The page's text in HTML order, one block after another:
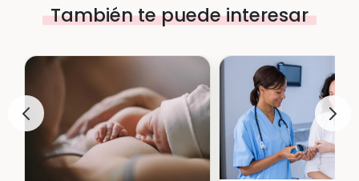
También te puede interesar